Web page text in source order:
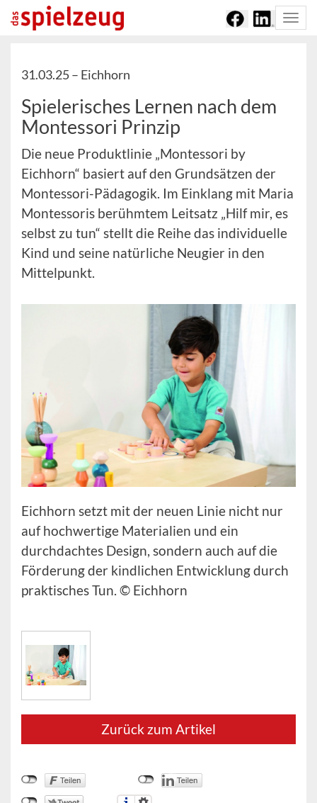
31.03.25 – Eichhorn
Spielerisches Lernen nach dem
Montessori Prinzip
Die neue Produktlinie „Montessori by
Eichhorn“ basiert auf den Grundsätzen der
Montessori-Pädagogik. Im Einklang mit Maria
Montessoris berühmtem Leitsatz „Hilf mir, es
selbst zu tun“ stellt die Reihe das individuelle
Kind und seine natürliche Neugier in den
Mittelpunkt.
Eichhorn setzt mit der neuen Linie nicht nur
auf hochwertige Materialien und ein
durchdachtes Design, sondern auch auf die
Förderung der kindlichen Entwicklung durch
praktisches Tun. © Eichhorn
Zurück zum Artikel